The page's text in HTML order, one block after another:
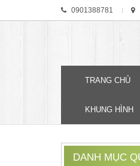
0901388781
TRANG CHỦ
KHUNG HÌNH
DANH MỤC